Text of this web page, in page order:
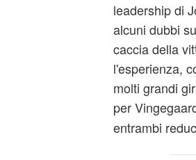
leadership di
alcuni dubbi
caccia della
l'esperienza,
molti grandi
per
entrambi